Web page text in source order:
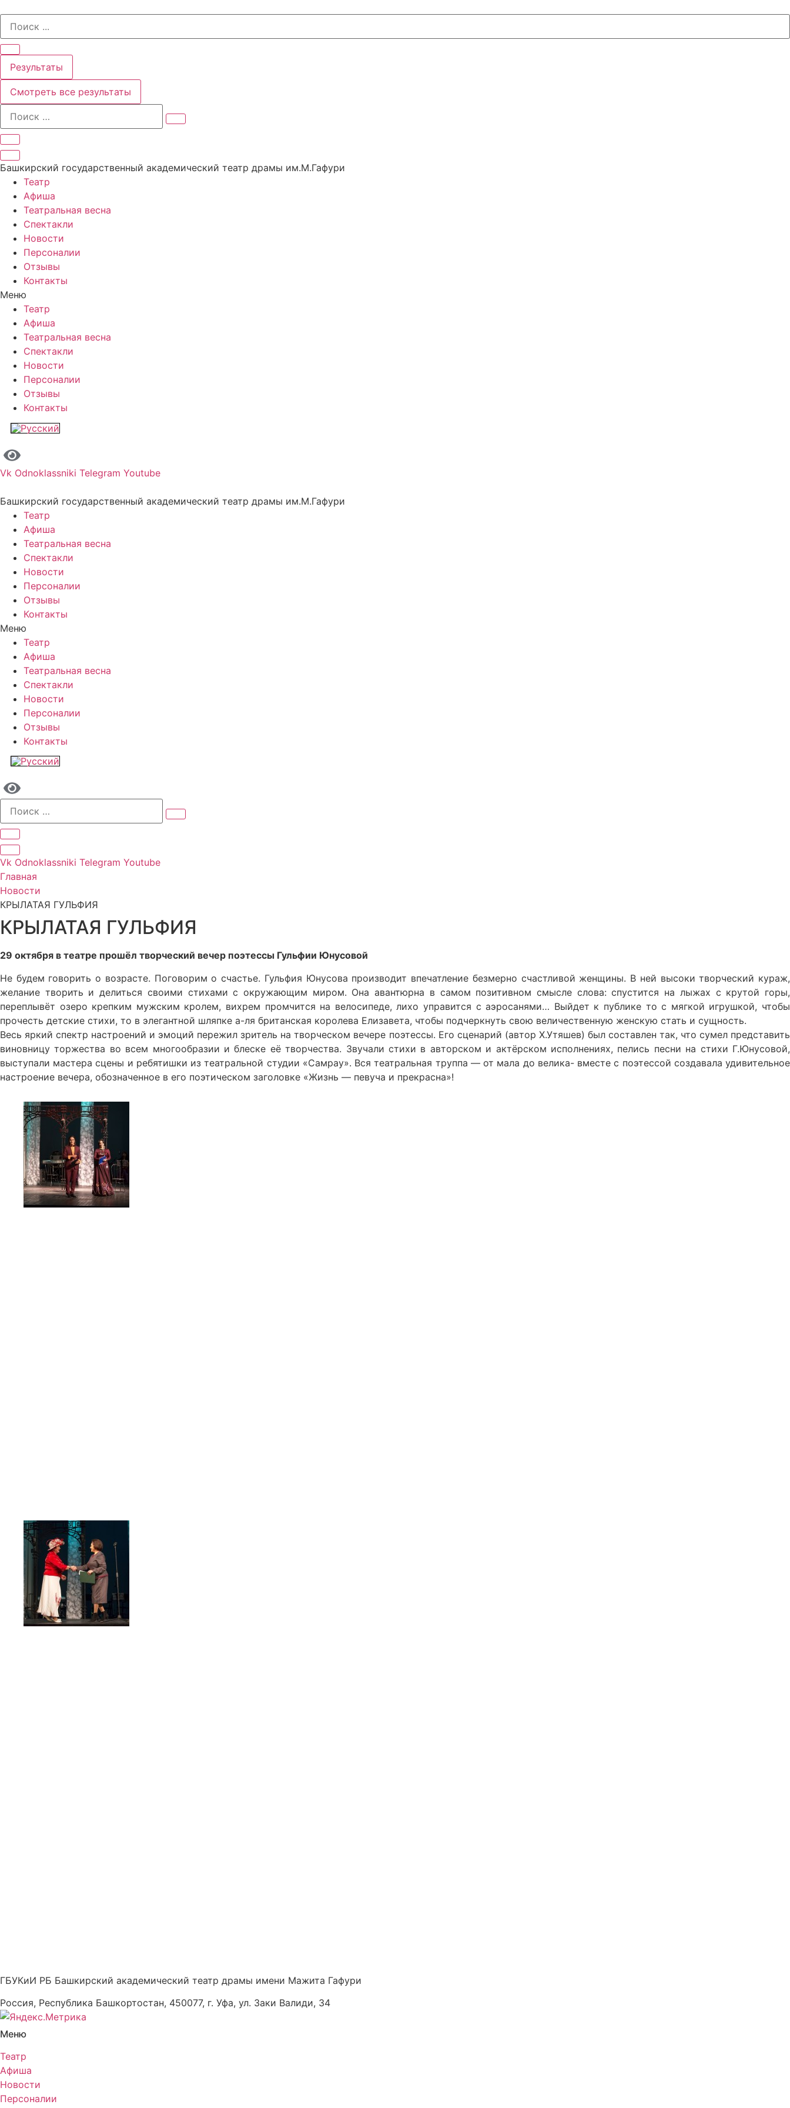
содержимому
Search
Результаты
Смотреть все результаты
Башкирский государственный академический театр драмы им.М.Гафури
Театр
Афиша
Театральная весна
Спектакли
Новости
Персоналии
Отзывы
Контакты
Меню
Театр
Афиша
Театральная весна
Спектакли
Новости
Персоналии
Отзывы
Контакты
Vk Odnoklassniki Telegram Youtube
Башкирский государственный академический театр драмы им.М.Гафури
Театр
Афиша
Театральная весна
Спектакли
Новости
Персоналии
Отзывы
Контакты
Меню
Театр
Афиша
Театральная весна
Спектакли
Новости
Персоналии
Отзывы
Контакты
Vk Odnoklassniki Telegram Youtube
Главная
Новости
КРЫЛАТАЯ ГУЛЬФИЯ
КРЫЛАТАЯ ГУЛЬФИЯ
29 октября в театре прошёл творческий вечер поэтессы Гульфии Юнусовой
Не будем говорить о возрасте. Поговорим о счастье. Гульфия Юнусова производит впечатление безмерно счастливой женщины. В ней высоки творческий кураж,
желание творить и делиться своими стихами с окружающим миром. Она авантюрна в самом позитивном смысле слова: спустится на лыжах с крутой горы,
переплывёт озеро крепким мужским кролем, вихрем промчится на велосипеде, лихо управится с аэросанями… Выйдет к публике то с мягкой игрушкой, чтобы
прочесть детские стихи, то в элегантной шляпке а-ля британская королева Елизавета, чтобы подчеркнуть свою величественную женскую стать и сущность.
Весь яркий спектр настроений и эмоций пережил зритель на творческом вечере поэтессы. Его сценарий (автор Х.Утяшев) был составлен так, что сумел представить
виновницу торжества во всем многообразии и блеске её творчества. Звучали стихи в авторском и актёрском исполнениях, пелись песни на стихи Г.Юнусовой,
выступали мастера сцены и ребятишки из театральной студии «Самрау». Вся театральная труппа — от мала до велика- вместе с поэтессой создавала удивительное
настроение вечера, обозначенное в его поэтическом заголовке «Жизнь — певуча и прекрасна»!
ГБУКиИ РБ Башкирский академический театр драмы имени Мажита Гафури
Россия, Республика Башкортостан, 450077, г. Уфа, ул. Заки Валиди, 34
Меню
Театр
Афиша
Новости
Персоналии